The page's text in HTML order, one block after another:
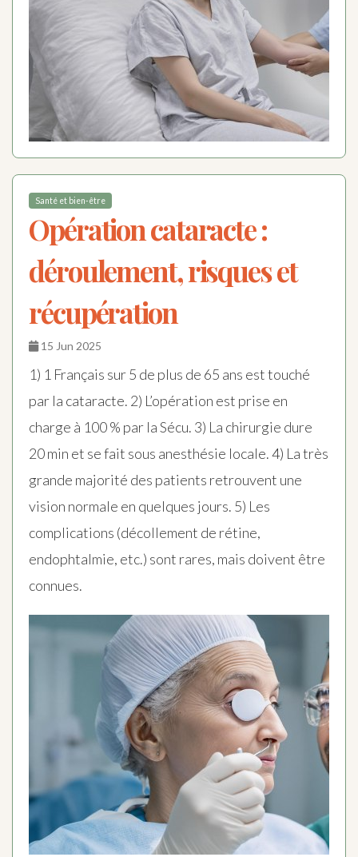
Santé et bien-être
Opération cataracte :
déroulement, risques et
récupération
15 Jun 2025
1) 1 Français sur 5 de plus de 65 ans est touché
par la cataracte. 2) L’opération est prise en
charge à 100 % par la Sécu. 3) La chirurgie dure
20 min et se fait sous anesthésie locale. 4) La très
grande majorité des patients retrouvent une
vision normale en quelques jours. 5) Les
complications (décollement de rétine,
endophtalmie, etc.) sont rares, mais doivent être
connues.